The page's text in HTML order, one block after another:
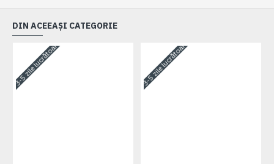
DIN ACEEAȘI CATEGORIE
3-5 zile lucrătoare 3-5 zile lucrătoare